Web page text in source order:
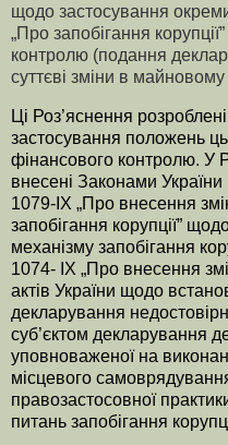
щодо застосування
„Про запобігання
контролю (подання
суттєві зміни в майновому
Ці Роз’яснення
застосування положень
фінансового контролю. У
внесені Законами
1079-IX „Про внесення
запобігання корупції”
механізму запобігання
1074- IX „Про внесення
актів України щодо
декларування
суб’єктом декларування
уповноваженої на
місцевого
правозастосовної
питань запобігання